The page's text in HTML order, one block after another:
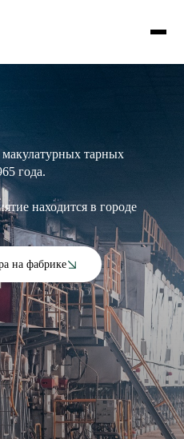
тарных
года.
находится в городе
на фабрике